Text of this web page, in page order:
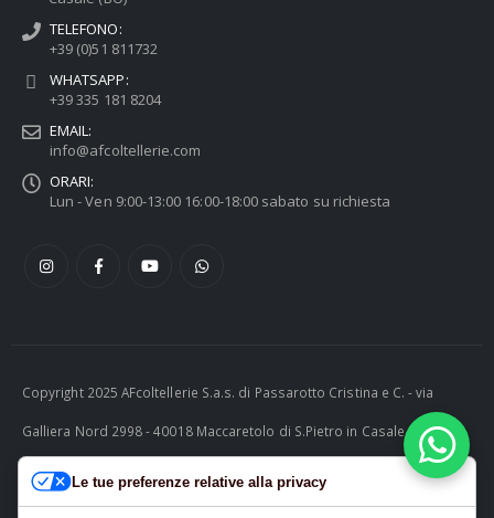
TELEFONO:
+39 (0)51 811732
WHATSAPP:
+39 335 181 8204
EMAIL:
info@afcoltellerie.com
ORARI:
Lun - Ven 9:00-13:00 16:00-18:00 sabato su richiesta
Copyright 2025 AFcoltellerie S.a.s. di Passarotto Cristina e C. - via
Galliera Nord 2998 - 40018 Maccaretolo di S.Pietro in Casale (BO) -
ITALY P.I. 04230081202 | tel. +39 051 811732 | e-mail:
info@afcoltellerie.com -- Powered by Cosmobile Srl
Le tue preferenze relative alla privacy